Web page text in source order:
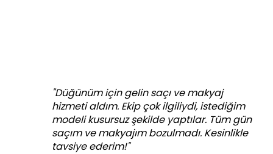
"Düğünüm için gelin saçı ve makyaj
hizmeti aldım. Ekip çok ilgiliydi, istediğim
modeli kusursuz şekilde yaptılar. Tüm gün
saçım ve makyajım bozulmadı. Kesinlikle
tavsiye ederim!"